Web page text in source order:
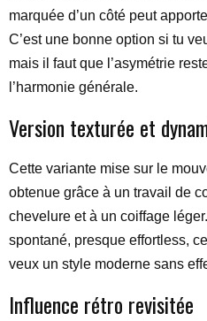
marquée d’un côté peut
C’est une bonne option si tu
mais il faut que l’asymétrie
l’harmonie générale.
Version texturée et
Cette variante mise sur le
obtenue grâce à un travail de
chevelure et à un coiffage
spontané, presque effortless,
veux un style moderne sans
Influence rétro revisitée